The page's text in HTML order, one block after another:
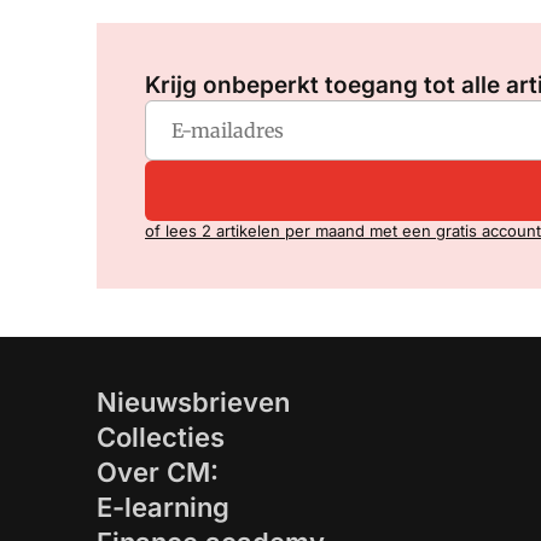
Krijg onbeperkt toegang tot alle
of lees 2 artikelen per maand met een gratis account
Nieuwsbrieven
Collecties
Over CM:
E-learning